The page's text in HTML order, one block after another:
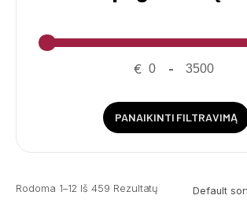
€ -
PANAIKINTI FILTRAVIMĄ
Rodoma 1–12 Iš 459 Rezultatų